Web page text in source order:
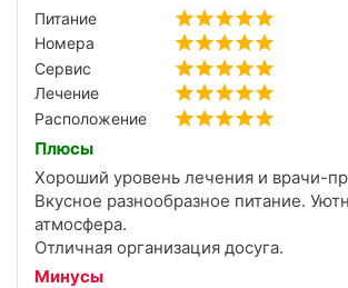
Питание
Номера
Сервис
Лечение
Расположение
Плюсы
Хороший уровень лечения и врачи-
Вкусное разнообразное питание.
атмосфера.
Отличная организация досуга.
Минусы